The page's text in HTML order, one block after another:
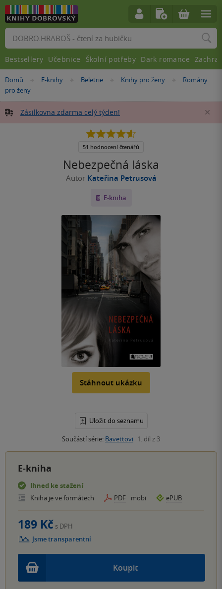
Nacházíte
se
Domů »
E-knihy »
Beletrie »
Knihy pro ženy »
Romány
pro ženy
Zásilkovna zdarma celý týden!
Nebezpečná láska
Autor Kateřina Petrusová
E-kniha
Stáhnout ukázku
Uložit do seznamu
Součástí série: Bavettovi 1. díl z 3
4.6
5
51 hodnocení čtenářů
E-kniha
Ihned ke stažení
Kniha je ve formátech
PDF mobi ePUB
Koupit
189 Kč s DPH
Jsme transparentní
Vyhledávání
Bestsellery Učebnice Školní potřeby Dark romance